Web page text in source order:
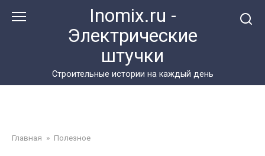
Inomix.ru -
Электрические
штучки
Cтроительные истории на каждый день
Главная » Полезное